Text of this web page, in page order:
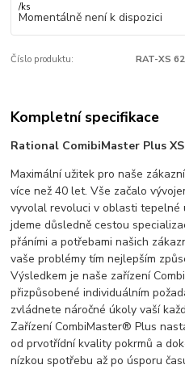
/ks
Momentálně není k dispozici
Číslo produktu: RAT-XS
Kompletní specifikace
Rational ComibiMaster Plus XS
Maximální užitek pro naše
více než 40 let. Vše začalo
vyvolal revoluci v oblasti tepelné
jdeme důsledně cestou
přáními a potřebami našich
vaše problémy tím nejlepším
Výsledkem je naše zařízení
přizpůsobené individuálním
zvládnete náročné úkoly vaší
Zařízení CombiMaster® Plus
od prvotřídní kvality pokrmů a
nízkou spotřebu až po úsporu